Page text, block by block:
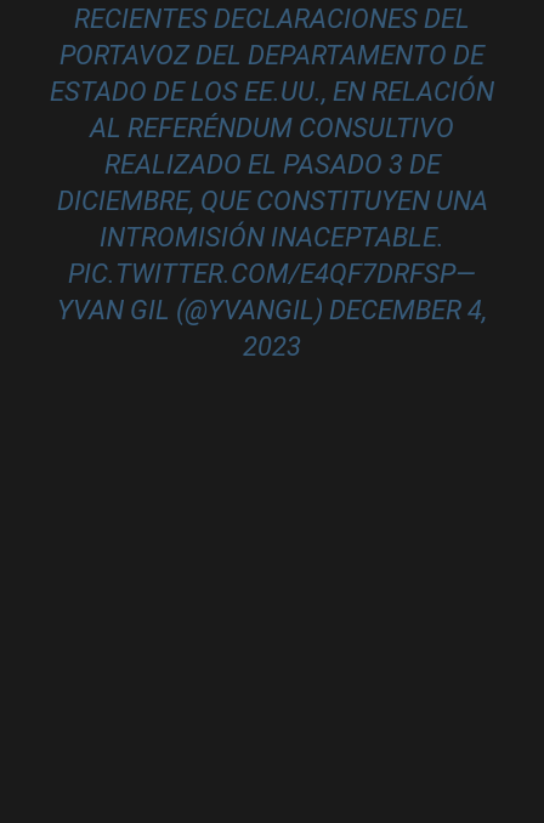
RECIENTES DECLARACIONES DEL
PORTAVOZ DEL DEPARTAMENTO DE
ESTADO DE LOS EE.UU., EN RELACIÓN
AL REFERÉNDUM CONSULTIVO
REALIZADO EL PASADO 3 DE
DICIEMBRE, QUE CONSTITUYEN UNA
INTROMISIÓN INACEPTABLE.
PIC.TWITTER.COM/E4QF7DRFSP—
YVAN GIL (@YVANGIL) DECEMBER 4,
2023